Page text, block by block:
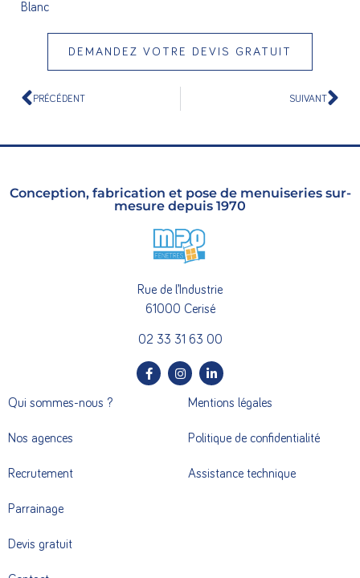
Blanc
DEMANDEZ VOTRE DEVIS GRATUIT
PRÉCÉDENT SUIVANT
Conception, fabrication et pose de menuiseries sur-
mesure depuis 1970
Rue de l’Industrie
61000 Cerisé
02 33 31 63 00
Qui sommes-nous ?
Nos agences
Recrutement
Parrainage
Devis gratuit
Mentions légales
Politique de confidentialité
Assistance technique